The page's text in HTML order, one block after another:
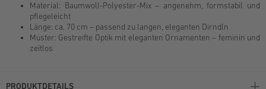
Material: Baumwoll-Polyester-Mix – angenehm, formstabil und
pflegeleicht
Länge: ca. 70 cm – passend zu langen, eleganten Dirndln
Muster: Gestreifte Optik mit eleganten Ornamenten – feminin und
zeitlos
PRODUKTDETAILS